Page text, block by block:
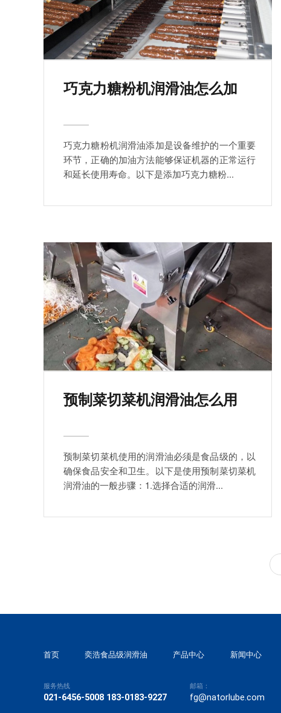
巧克力糖粉机润滑油怎么加
巧克力糖粉机润滑油添加是设备维护的一个重要
环节，正确的加油方法能够保证机器的正常运行
和延长使用寿命。以下是添加巧克力糖粉...
预制菜切菜机润滑油怎么用
预制菜切菜机使用的润滑油必须是食品级的，以
确保食品安全和卫生。以下是使用预制菜切菜机
润滑油的一般步骤：1.选择合适的润滑...
首页 奕浩食品级润滑油 产品中心 新闻中心
服务热线
021-6456-5008 183-0183-9227
邮箱：
fg@natorlube.com